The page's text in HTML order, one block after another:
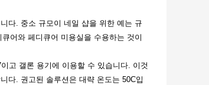
다. 중소 규모이 네일 샵을 위한 예는 규
어와 페디큐어 미용실을 수용하는 것이
고 갤론 용기에 이용할 수 있습니다. 이것
다. 권고된 솔루션은 대략 온도는 50C입